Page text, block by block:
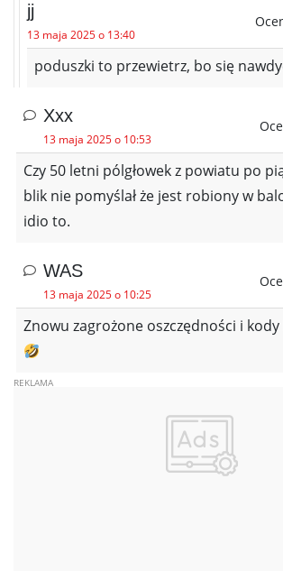
jj
13 maja 2025 o 13:40
poduszki to przewietrz, bo się
Xxx
13 maja 2025 o 10:53
Czy 50 letni pólgłowek z powiatu po
blik nie pomyślał że jest robiony w
idio to.
WAS
13 maja 2025 o 10:25
Znowu zagrożone oszczędności i kody